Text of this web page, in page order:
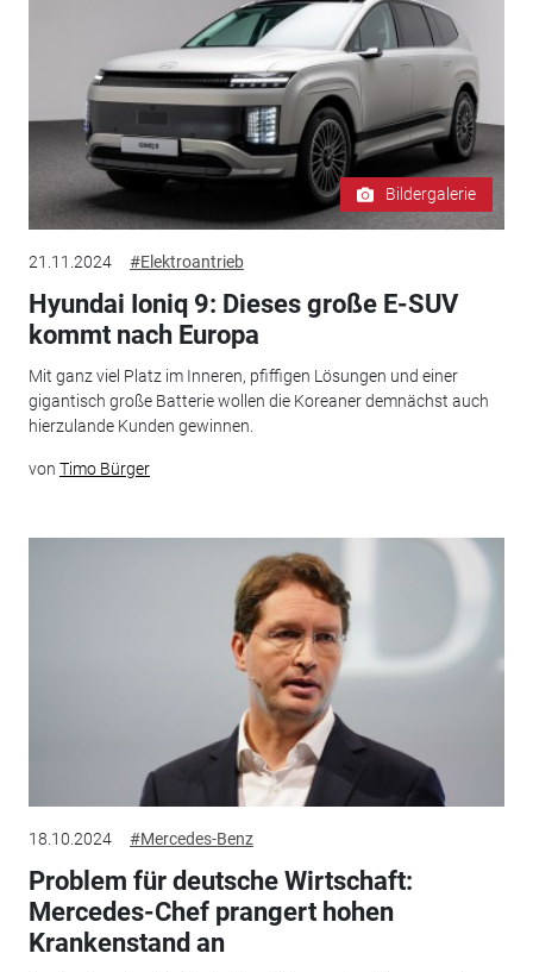
Bildergalerie
21.11.2024 #Elektroantrieb
Hyundai Ioniq 9: Dieses große E-SUV
kommt nach Europa
Mit ganz viel Platz im Inneren, pfiffigen Lösungen und einer
gigantisch große Batterie wollen die Koreaner demnächst auch
hierzulande Kunden gewinnen.
von Timo Bürger
18.10.2024 #Mercedes-Benz
Problem für deutsche Wirtschaft:
Mercedes-Chef prangert hohen
Krankenstand an